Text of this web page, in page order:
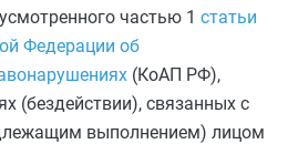
частью 1 статьи
Федерации об
(КоАП РФ),
(бездействии), связанных с
выполнением) лицом